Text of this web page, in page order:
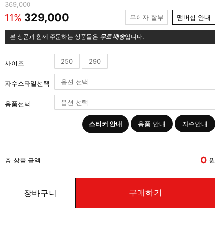
369,000
11% 329,000 무이자 할부 맴버십 안내
본 상품과 함께 주문하는 상품들은 무료 배송입니다.
사이즈 250 290
자수스타일선택
용품선택
스티커 안내 용품 안내 자수안내
총 상품 금액 0 원
장바구니 구매하기